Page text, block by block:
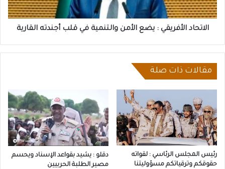
قلب
أجندته
القارية
الاتحاد الأفريقي : يضع الأمن والتنمية في قلب أجندته القارية
مقالات ذات صلة
رئيس المجلس الرئاسي : لقواته
حقوقكم وترقياتكم مسؤوليتنا
دقلو : يشيد بقواعد الإسناد ويحسم
مصير الطلبة الحربيين